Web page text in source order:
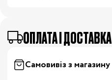
OПЛАТА І ДОСТАВКА
Самовивіз з магазину